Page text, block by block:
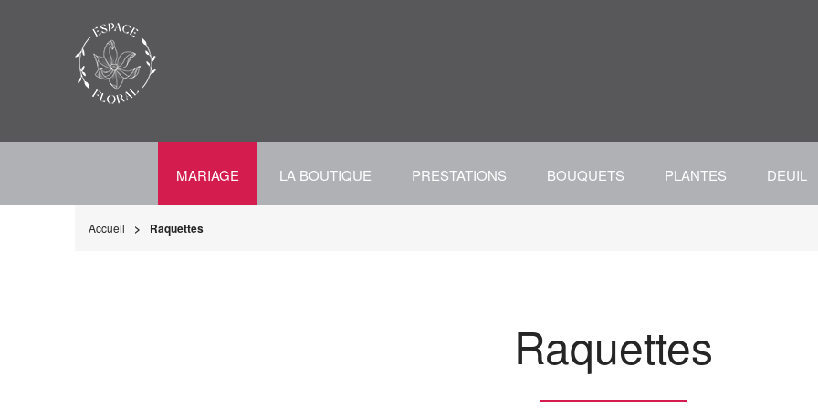
MARIAGE LA BOUTIQUE PRESTATIONS BOUQUETS PLANTES DEUIL
Accueil Raquettes
Raquettes